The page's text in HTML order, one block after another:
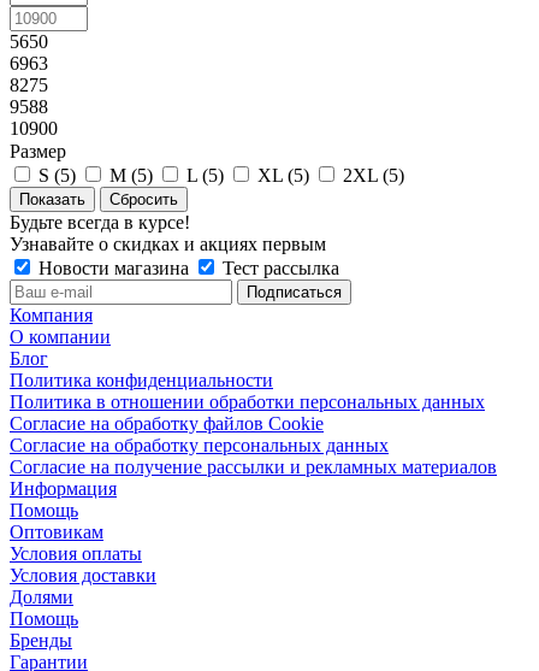
5650
6963
8275
9588
10900
Размер
S (5) M (5) L (5) XL (5) 2XL (5)
Сбросить
Будьте всегда в курсе!
Узнавайте о скидках и акциях первым
Новости магазина
Тест рассылка
Компания
О компании
Блог
Политика конфиденциальности
Политика в отношении обработки персональных данных
Согласие на обработку файлов Cookie
Согласие на обработку персональных данных
Согласие на получение рассылки и рекламных материалов
Информация
Помощь
Оптовикам
Условия оплаты
Условия доставки
Долями
Помощь
Бренды
Гарантии